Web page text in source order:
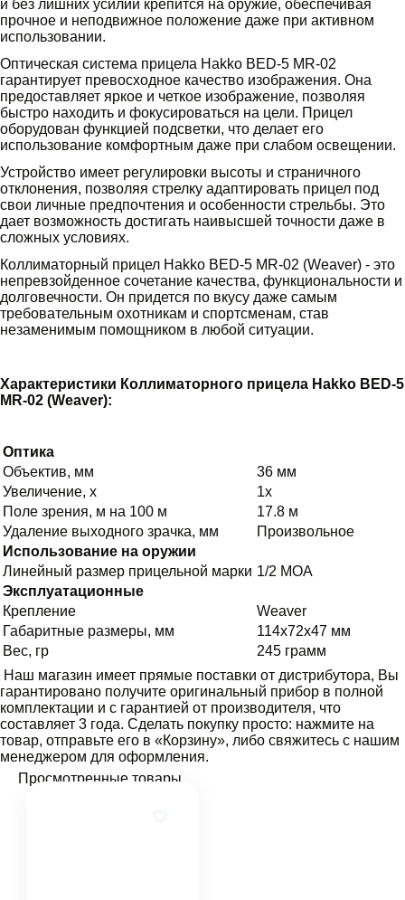
и без лишних усилий крепится на оружие, обеспечивая
прочное и неподвижное положение даже при активном
использовании.
Оптическая система прицела Hakko BED-5 MR-02
гарантирует превосходное качество изображения. Она
предоставляет яркое и четкое изображение, позволяя
быстро находить и фокусироваться на цели. Прицел
оборудован функцией подсветки, что делает его
использование комфортным даже при слабом освещении.
Устройство имеет регулировки высоты и страничного
отклонения, позволяя стрелку адаптировать прицел под
свои личные предпочтения и особенности стрельбы. Это
дает возможность достигать наивысшей точности даже в
сложных условиях.
Коллиматорный прицел Hakko BED-5 MR-02 (Weaver) - это
непревзойденное сочетание качества, функциональности и
долговечности. Он придется по вкусу даже самым
требовательным охотникам и спортсменам, став
незаменимым помощником в любой ситуации.
Характеристики Коллиматорного прицела Hakko BED-5
MR-02 (Weaver):
Оптика
Объектив, мм
36 мм
Увеличение, х
1x
Поле зрения, м на 100 м
17.8 м
Удаление выходного зрачка, мм
Произвольное
Использование на оружии
Линейный размер прицельной марки 1/2 MOA
Эксплуатационные
Крепление
Weaver
Габаритные размеры, мм
114x72x47 мм
Вес, гр
245 грамм
Наш магазин имеет прямые поставки от дистрибутора, Вы
гарантировано получите оригинальный прибор в полной
комплектации и с гарантией от производителя, что
составляет 3 года. Сделать покупку просто: нажмите на
товар, отправьте его в «Корзину», либо свяжитесь с нашим
менеджером для оформления.
Просмотренные товары